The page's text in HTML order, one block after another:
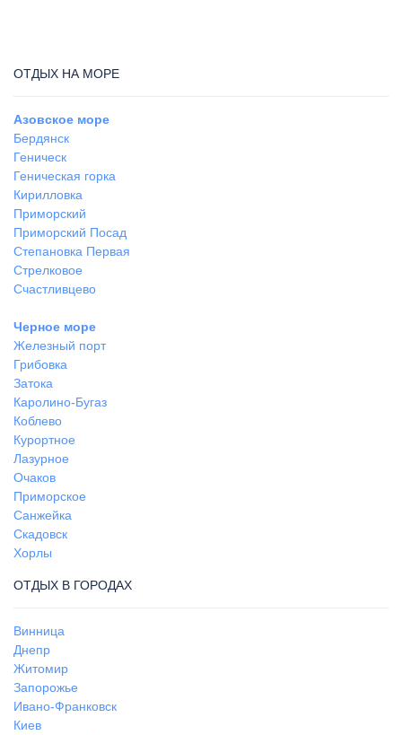
ОТДЫХ НА МОРЕ
Азовское море
Бердянск
Геническ
Геническая горка
Кирилловка
Приморский
Приморский Посад
Степановка Первая
Стрелковое
Счастливцево
Черное море
Железный порт
Грибовка
Затока
Каролино-Бугаз
Коблево
Курортное
Лазурное
Очаков
Приморское
Санжейка
Скадовск
Хорлы
ОТДЫХ В ГОРОДАХ
Винница
Днепр
Житомир
Запорожье
Ивано-Франковск
Киев